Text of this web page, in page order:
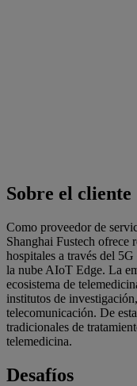
Sobre el cliente
Como proveedor de
Shanghai Fustech ofrece
hospitales a través del
la nube AIoT Edge. La
ecosistema de
institutos de
telecomunicación. De
tradicionales de
telemedicina.
Desafíos